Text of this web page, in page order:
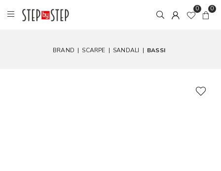
0 0
BRAND | SCARPE | SANDALI | BASSI